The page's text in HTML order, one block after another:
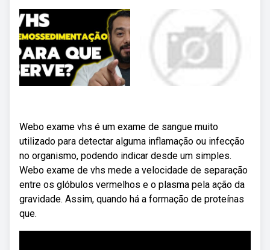
Webo exame vhs é um exame de sangue muito
utilizado para detectar alguma inflamação ou infecção
no organismo, podendo indicar desde um simples.
Webo exame de vhs mede a velocidade de separação
entre os glóbulos vermelhos e o plasma pela ação da
gravidade. Assim, quando há a formação de proteínas
que.